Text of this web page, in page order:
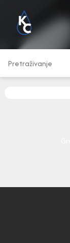
Pogledaj sve